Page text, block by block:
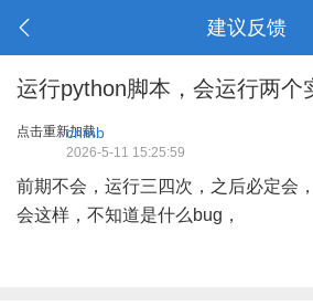
建议反馈
运行python脚本，会运行两个
点击重新加载
cnmb
2026-5-11 15:25:59
前期不会，运行三四次，之后必定会
会这样，不知道是什么bug，